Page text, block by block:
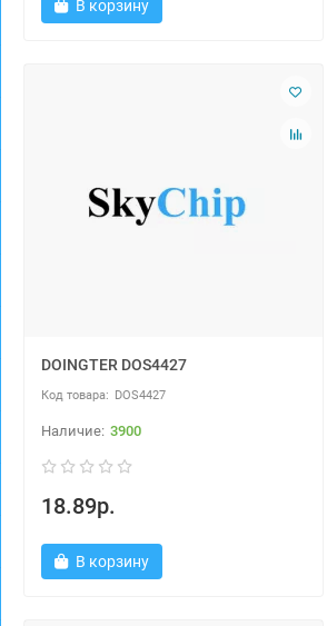
В корзину
DOINGTER DOS4427
DOS4427
3900
18.89р.
В корзину